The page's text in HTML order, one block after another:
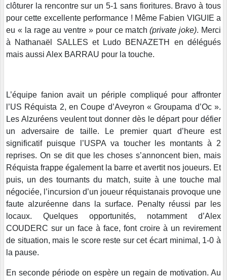
clôturer la rencontre sur un 5-1 sans fioritures. Bravo à tous
pour cette excellente performance ! Même Fabien VIGUIE a
eu « la rage au ventre » pour ce match(private joke). Merci
à Nathanaël SALLES et Ludo BENAZETH en délégués
mais aussi Alex BARRAU pour la touche.
L’équipe fanion avait un périple compliqué pour affronter
l’US Réquista 2, en Coupe d’Aveyron « Groupama d’Oc ».
Les Alzuréens veulent tout donner dès le départ pour défier
un adversaire de taille. Le premier quart d’heure est
significatif puisque l’USPA va toucher les montants à 2
reprises. On se dit que les choses s’annoncent bien, mais
Réquista frappe également la barre et avertit nos joueurs. Et
puis, un des tournants du match, suite à une touche mal
négociée, l’incursion d’un joueur réquistanais provoque une
faute alzuréenne dans la surface. Penalty réussi par les
locaux. Quelques opportunités, notamment d’Alex
COUDERC sur un face à face, font croire à un revirement
de situation, mais le score reste sur cet écart minimal, 1-0 à
la pause.
En seconde période on espère un regain de motivation. Au